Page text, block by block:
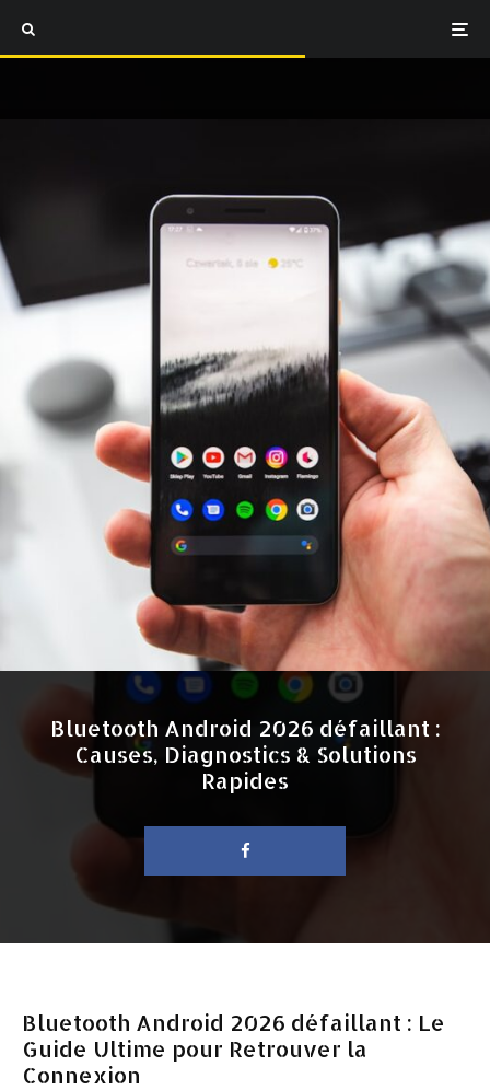
Bluetooth Android 2026 défaillant :
Causes, Diagnostics & Solutions
Rapides
Bluetooth Android 2026 défaillant : Le
Guide Ultime pour Retrouver la
Connexion